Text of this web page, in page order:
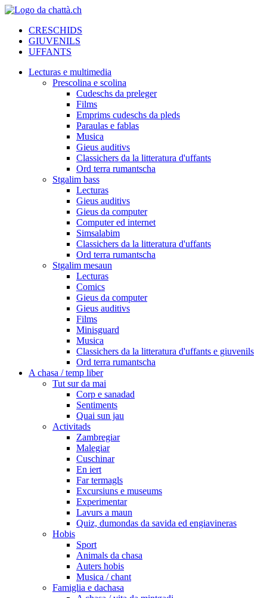
CRESCHIDS
GIUVENILS
UFFANTS
Lecturas e multimedia
Prescolina e scolina
Cudeschs da preleger
Films
Emprims cudeschs da pleds
Paraulas e fablas
Musica
Gieus auditivs
Classichers da la litteratura d'uffants
Ord terra rumantscha
Stgalim bass
Lecturas
Gieus auditivs
Gieus da computer
Computer ed internet
Simsalabim
Classichers da la litteratura d'uffants
Ord terra rumantscha
Stgalim mesaun
Lecturas
Comics
Gieus da computer
Gieus auditivs
Films
Minisguard
Musica
Classichers da la litteratura d'uffants e giuvenils
Ord terra rumantscha
A chasa / temp liber
Tut sur da mai
Corp e sanadad
Sentiments
Quai sun jau
Activitads
Zambregiar
Malegiar
Cuschinar
En iert
Far termagls
Excursiuns e museums
Experimentar
Lavurs a maun
Quiz, dumondas da savida ed engiavineras
Hobis
Sport
Animals da chasa
Auters hobis
Musica / chant
Famiglia e dachasa